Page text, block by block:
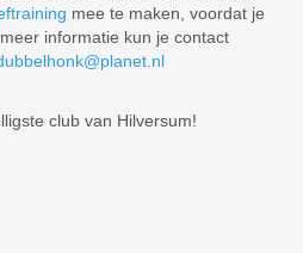
mee te maken, voordat je
informatie kun je contact
club van Hilversum!